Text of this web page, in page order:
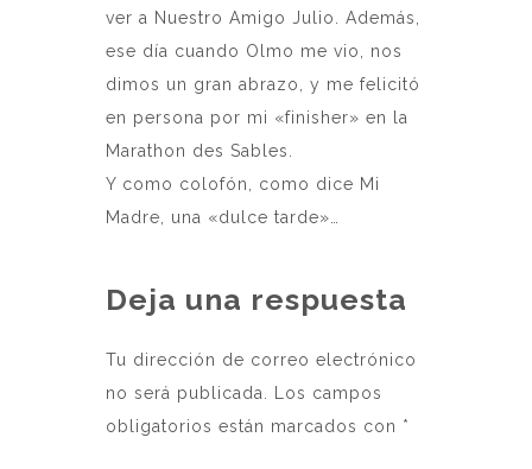
ver a Nuestro Amigo Julio. Además,
ese día cuando Olmo me vio, nos
dimos un gran abrazo, y me felicitó
en persona por mi «finisher» en la
Marathon des Sables.
Y como colofón, como dice Mi
Madre, una «dulce tarde»…
Deja una respuesta
Tu dirección de correo electrónico
no será publicada.
Los campos
obligatorios están marcados con *